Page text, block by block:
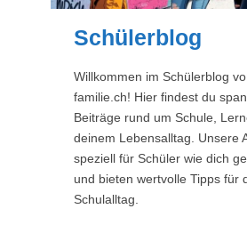
Schülerblog
Willkommen im Schülerblog
familie.ch! Hier findest du
Beiträge rund um Schule,
deinem Lebensalltag. Unsere
speziell für Schüler wie dich
und bieten wertvolle Tipps für
Schulalltag.